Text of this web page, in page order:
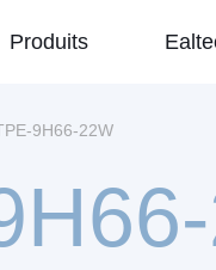
Produits
9H66-22W